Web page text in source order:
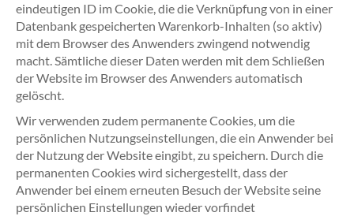
eindeutigen ID im Cookie, die die Verknüpfung von in einer
Datenbank gespeicherten Warenkorb-Inhalten (so aktiv)
mit dem Browser des Anwenders zwingend notwendig
macht. Sämtliche dieser Daten werden mit dem Schließen
der Website im Browser des Anwenders automatisch
gelöscht.
Wir verwenden zudem permanente Cookies, um die
persönlichen Nutzungseinstellungen, die ein Anwender bei
der Nutzung der Website eingibt, zu speichern. Durch die
permanenten Cookies wird sichergestellt, dass der
Anwender bei einem erneuten Besuch der Website seine
persönlichen Einstellungen wieder vorfindet